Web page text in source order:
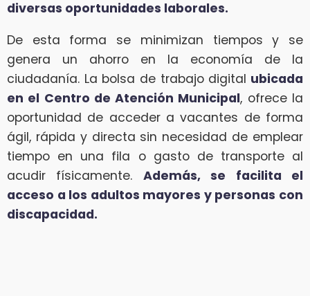
diversas oportunidades laborales.
De esta forma se minimizan tiempos y se
genera un ahorro en la economía de la
ciudadanía. La bolsa de trabajo digital ubicada
en el Centro de Atención Municipal, ofrece la
oportunidad de acceder a vacantes de forma
ágil, rápida y directa sin necesidad de emplear
tiempo en una fila o gasto de transporte al
acudir físicamente. Además, se facilita el
acceso a los adultos mayores y personas con
discapacidad.